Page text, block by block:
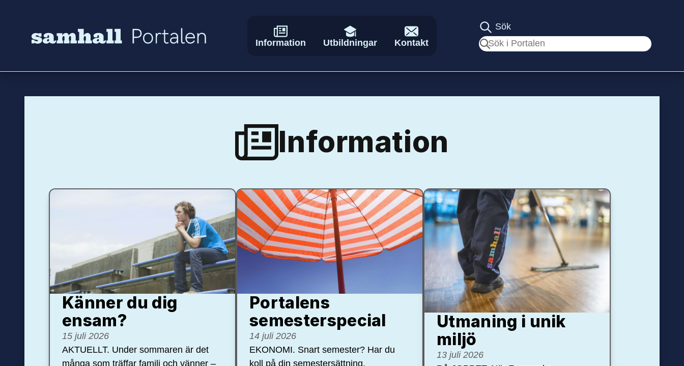
Information Utbildningar Kontakt
Sök
Sök
Information
Känner du dig
ensam?
15 juli 2026
AKTUELLT. Under sommaren är det
många som träffar familj och vänner –
Portalens
semester­special
14 juli 2026
EKONOMI. Snart semester? Har du
koll på din semestersättning,
Utmaning i unik
miljö
13 juli 2026